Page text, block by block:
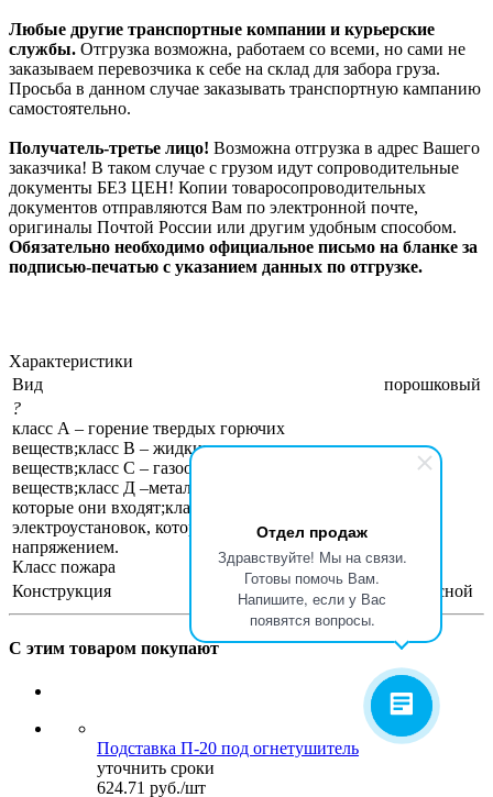
Отдел продаж
Здравствуйте! Мы на связи.
Готовы помочь Вам.
Напишите, если у Вас
появятся вопросы.
Любые другие транспортные компании и курьерские
службы. Отгрузка возможна, работаем со всеми, но сами не
заказываем перевозчика к себе на склад для забора груза.
Просьба в данном случае заказывать транспортную кампанию
самостоятельно.
Получатель-третье лицо! Возможна отгрузка в адрес Вашего
заказчика! В таком случае с грузом идут сопроводительные
документы БЕЗ ЦЕН! Копии товаросопроводительных
документов отправляются Вам по электронной почте,
оригиналы Почтой России или другим удобным способом.
Обязательно необходимо официальное письмо на бланке за
подписью-печатью с указанием данных по отгрузке.
Характеристики
Вид
порошковый
?
класс А – горение твердых горючих
веществ;класс В – жидких горючих
веществ;класс С – газообразных горючих
веществ;класс Д –металлов и веществ, в состав
которые они входят;класс Е – горение
электроустановок, которые находятся под
напряжением.
Класс пожара
Конструкция переносной
С этим товаром покупают
Подставка П-20 под огнетушитель
уточнить сроки
624.71 руб./шт